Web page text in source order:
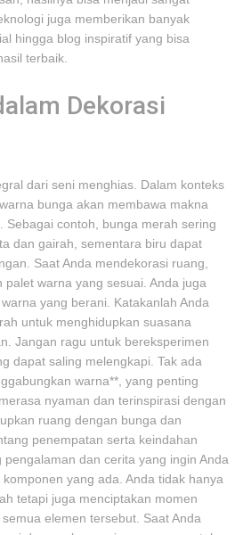
juga memberikan banyak
hingga blog inspiratif yang bisa
terbaik.
Dekorasi
dari seni menghias. Dalam konteks
bunga akan membawa makna
Sebagai contoh, bunga merah sering
dan gairah, sementara biru dapat
Saat Anda mendekorasi ruang,
palet warna yang sesuai. Anda juga
yang berani. Katakanlah Anda
untuk menghidupkan suasana
Jangan ragu untuk bereksperimen
dapat saling melengkapi. Tak ada
warna**, yang penting
nyaman dan terinspirasi dengan
ruang dengan bunga dan
penempatan serta keindahan
dan cerita yang ingin Anda
yang ada. Anda tidak hanya
tetapi juga menciptakan momen
elemen tersebut. Saat Anda